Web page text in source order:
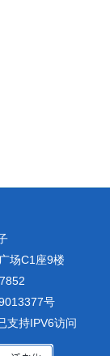
场C1座9楼
号
支持IPV6访问